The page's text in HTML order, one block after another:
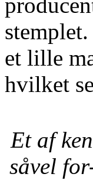
et lille
hvilket
Et af
såvel